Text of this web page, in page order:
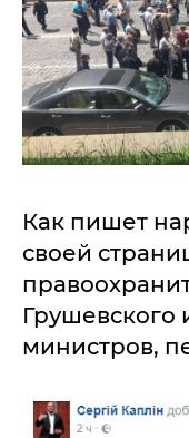
Как пишет
своей
Грушевского
министров,